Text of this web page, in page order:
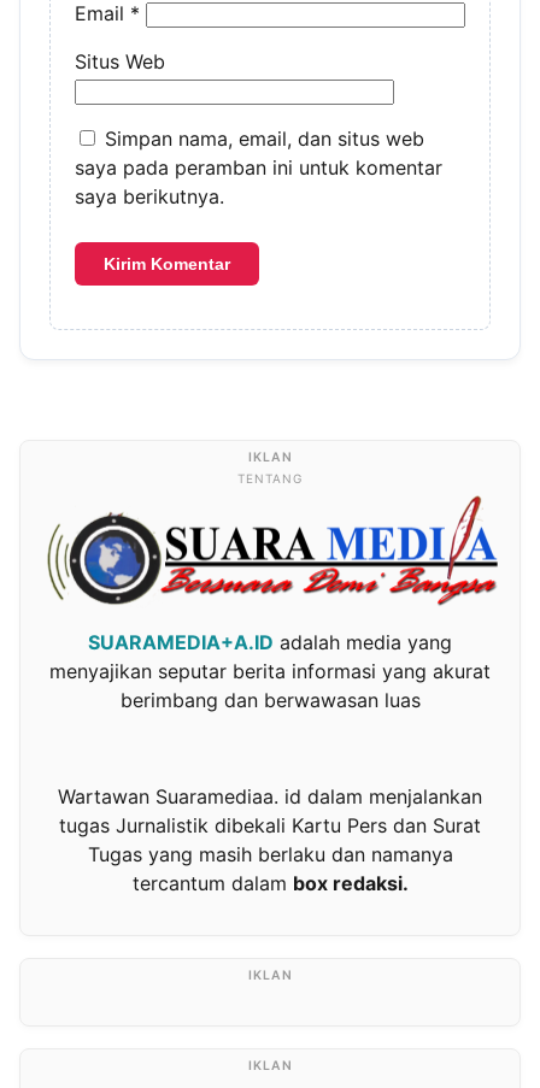
Email *
Situs Web
Simpan nama, email, dan situs web
saya pada peramban ini untuk komentar
saya berikutnya.
TENTANG
SUARAMEDIA+A.ID adalah media yang
menyajikan seputar berita informasi yang akurat
berimbang dan berwawasan luas
Wartawan Suaramediaa. id dalam menjalankan
tugas Jurnalistik dibekali Kartu Pers dan Surat
Tugas yang masih berlaku dan namanya
tercantum dalam box redaksi.